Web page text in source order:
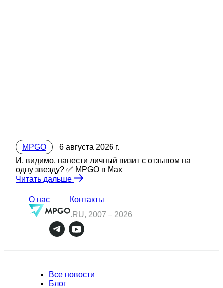
MPGO
6 августа 2026 г.
И, видимо, нанести личный визит с отзывом на
одну звезду? ✅ MPGO в Мах
Читать дальше
О нас
Контакты
.RU, 2007 – 2026
Все новости
Блог